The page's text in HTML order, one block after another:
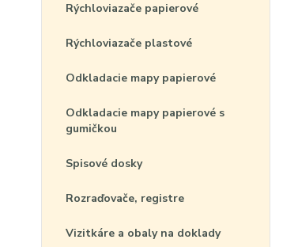
Rýchloviazače papierové
Rýchloviazače plastové
Odkladacie mapy papierové
Odkladacie mapy papierové s
gumičkou
Spisové dosky
Rozraďovače, registre
Vizitkáre a obaly na doklady